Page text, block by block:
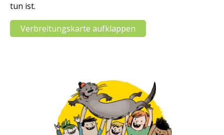
tun ist.
Verbreitungskarte aufklappen